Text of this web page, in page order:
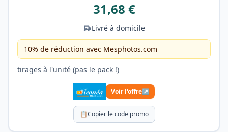
31,68 €
Livré à domicile
10% de réduction avec Mesphotos.com
tirages à l'unité (pas le pack !)
Voir l'offre↗
📋Copier le code promo